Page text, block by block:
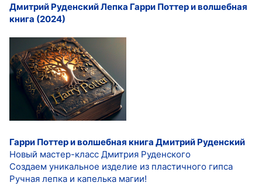
Дмитрий Руденский Лепка Гарри Поттер и волшебная
книга (2024)
Гарри Поттер и волшебная книга Дмитрий Руденский
Новый мастер-класс Дмитрия Руденского
Создаем уникальное изделие из пластичного гипса
Ручная лепка и капелька магии!